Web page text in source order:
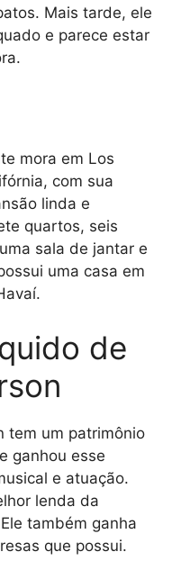
Mais tarde, ele
e parece estar
mora em Los
com sua
linda e
quartos, seis
sala de jantar e
uma casa em
de
tem um patrimônio
ganhou esse
e atuação.
lenda da
também ganha
que possui.